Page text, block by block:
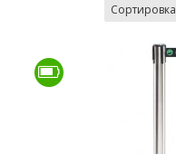
Сортировка